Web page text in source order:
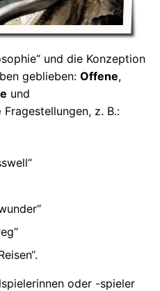
und die Konzeption
geblieben: Offene,
und
Fragestellungen, z. B.:
oder -spieler